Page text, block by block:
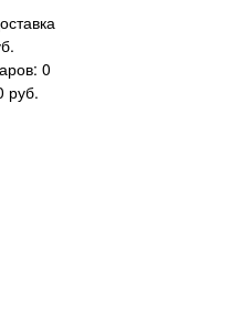
0
руб.